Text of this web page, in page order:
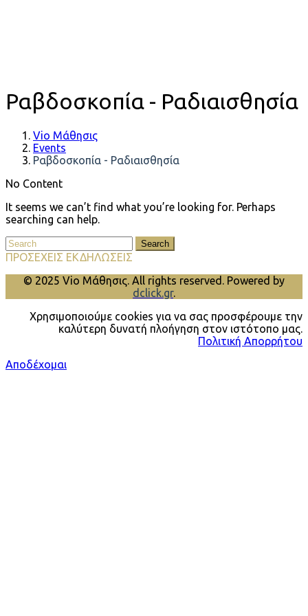
Ραβδοσκοπία - Ραδιαισθησία
Vio Μάθησις
Events
Ραβδοσκοπία - Ραδιαισθησία
No Content
It seems we can’t find what you’re looking for. Perhaps
searching can help.
Search
ΠΡΟΣΕΧΕΙΣ ΕΚΔΗΛΩΣΕΙΣ
© 2025 Vio Μάθησις. All rights reserved. Powered by
dclick.gr.
Χρησιμοποιούμε cookies για να σας προσφέρουμε την
καλύτερη δυνατή πλοήγηση στον ιστότοπο μας.
Πολιτική Απορρήτου
Αποδέχομαι